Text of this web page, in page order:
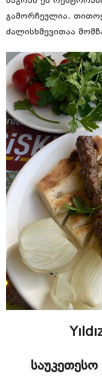
გამორჩეულია.
ძალისხმევითაა